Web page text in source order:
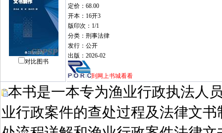
对比图书
定价：68.00
开本：16开3
版印次：1/1
分类：刑事法律
发行：公开
出版：2026-02
到网上书城看看
本书是一本专为渔业行政执法人
业行政案件的查处过程及法律文